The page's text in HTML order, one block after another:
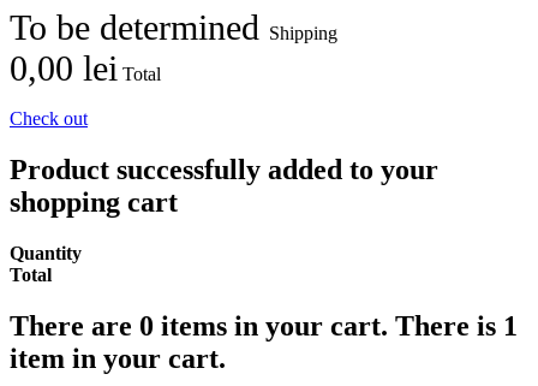
To be determined Shipping
0,00 lei Total
Check out
Product successfully added to your
shopping cart
Quantity
Total
There are 0 items in your cart. There is 1
item in your cart.